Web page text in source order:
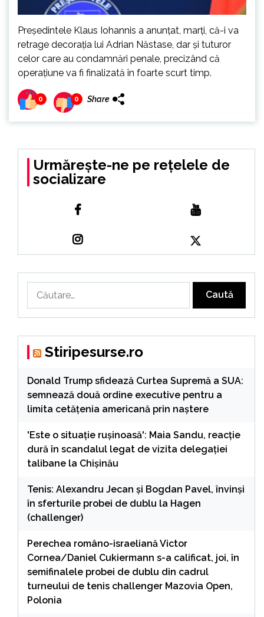
Preşedintele Klaus Iohannis a anunţat, marţi, că-i va
retrage decoraţia lui Adrian Năstase, dar şi tuturor
celor care au condamnări penale, precizând că
operaţiune va fi finalizată în foarte scurt timp.
0 0 Share
Urmărește-ne pe rețelele de
socializare
după:
Stiripesurse.ro
Donald Trump sfidează Curtea Supremă a SUA:
semnează două ordine executive pentru a
limita cetățenia americană prin naștere
'Este o situație rușinoasă': Maia Sandu, reacție
dură în scandalul legat de vizita delegației
talibane la Chișinău
Tenis: Alexandru Jecan şi Bogdan Pavel, învinşi
în sferturile probei de dublu la Hagen
(challenger)
Perechea româno-israeliană Victor
Cornea/Daniel Cukiermann s-a calificat, joi, în
semifinalele probei de dublu din cadrul
turneului de tenis challenger Mazovia Open,
Polonia